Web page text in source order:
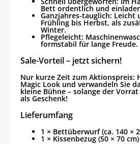
Bett ordentlich und
Ganzjahres-tauglich: Leicht
Frühling bis Herbst, als
Winter.
Pflegeleicht:
formstabil für lange Freude.
Sale-Vorteil – jetzt sichern!
Nur kurze Zeit zum Aktionspreis:
Magic Look und verwandeln Sie
kleine Bühne – solange der
als Geschenk!
Lieferumfang
1 × Bettüberwurf (ca. 140 ×
1 × Kissenbezug (50 × 70 cm)